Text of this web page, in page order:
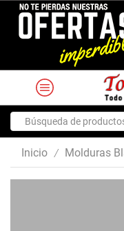
Inicio / Molduras